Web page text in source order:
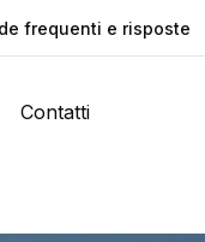
frequenti e risposte
Contatti